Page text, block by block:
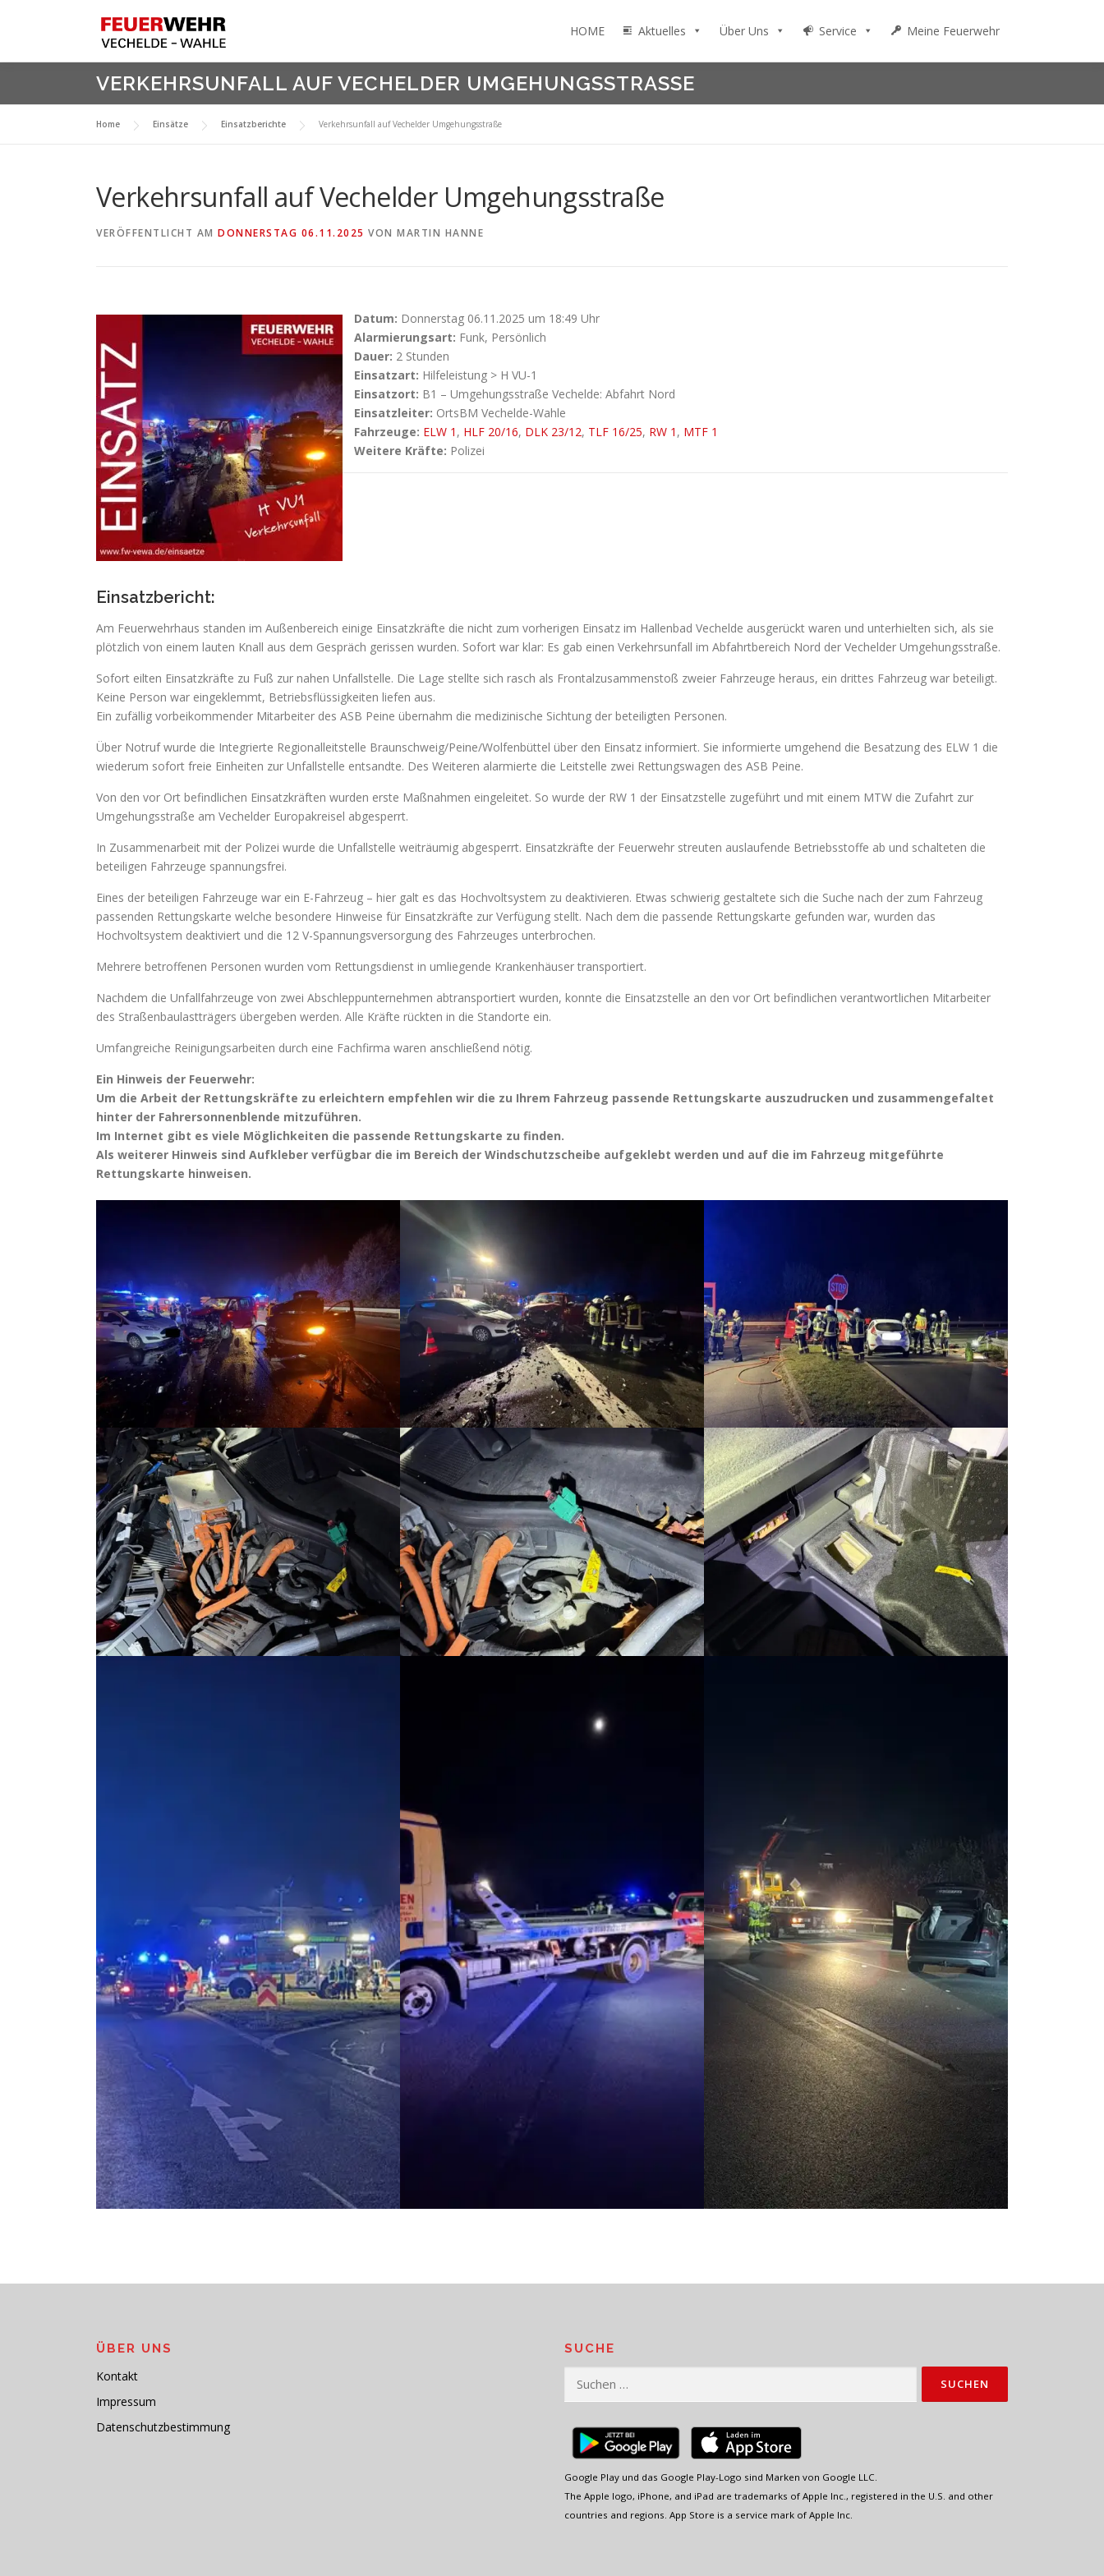
HOME Aktuelles Über Uns Service Meine Feuerwehr
VERKEHRSUNFALL AUF VECHELDER UMGEHUNGSSTRASSE
Home Einsätze Einsatzberichte Verkehrsunfall auf Vechelder Umgehungsstraße
Verkehrsunfall auf Vechelder Umgehungsstraße
VERÖFFENTLICHT AM DONNERSTAG 06.11.2025 VON MARTIN HANNE
Datum: Donnerstag 06.11.2025 um 18:49 Uhr
Alarmierungsart: Funk, Persönlich
Dauer: 2 Stunden
Einsatzart: Hilfeleistung > H VU-1
Einsatzort: B1 – Umgehungsstraße Vechelde: Abfahrt Nord
Einsatzleiter: OrtsBM Vechelde-Wahle
Fahrzeuge: ELW 1 , HLF 20/16, DLK 23/12, TLF 16/25, RW 1 , MTF 1
Weitere Kräfte: Polizei
Einsatzbericht:
Am Feuerwehrhaus standen im Außenbereich einige Einsatzkräfte die nicht zum vorherigen Einsatz im Hallenbad Vechelde ausgerückt waren und unterhielten sich, als sie
plötzlich von einem lauten Knall aus dem Gespräch gerissen wurden. Sofort war klar: Es gab einen Verkehrsunfall im Abfahrtbereich Nord der Vechelder Umgehungsstraße.
Sofort eilten Einsatzkräfte zu Fuß zur nahen Unfallstelle. Die Lage stellte sich rasch als Frontalzusammenstoß zweier Fahrzeuge heraus, ein drittes Fahrzeug war beteiligt.
Keine Person war eingeklemmt, Betriebsflüssigkeiten liefen aus.
Ein zufällig vorbeikommender Mitarbeiter des ASB Peine übernahm die medizinische Sichtung der beteiligten Personen.
Über Notruf wurde die Integrierte Regionalleitstelle Braunschweig/Peine/Wolfenbüttel über den Einsatz informiert. Sie informierte umgehend die Besatzung des ELW 1 die
wiederum sofort freie Einheiten zur Unfallstelle entsandte. Des Weiteren alarmierte die Leitstelle zwei Rettungswagen des ASB Peine.
Von den vor Ort befindlichen Einsatzkräften wurden erste Maßnahmen eingeleitet. So wurde der RW 1 der Einsatzstelle zugeführt und mit einem MTW die Zufahrt zur
Umgehungsstraße am Vechelder Europakreisel abgesperrt.
In Zusammenarbeit mit der Polizei wurde die Unfallstelle weiträumig abgesperrt. Einsatzkräfte der Feuerwehr streuten auslaufende Betriebsstoffe ab und schalteten die
beteiligen Fahrzeuge spannungsfrei.
Eines der beteiligen Fahrzeuge war ein E-Fahrzeug – hier galt es das Hochvoltsystem zu deaktivieren. Etwas schwierig gestaltete sich die Suche nach der zum Fahrzeug
passenden Rettungskarte welche besondere Hinweise für Einsatzkräfte zur Verfügung stellt. Nach dem die passende Rettungskarte gefunden war, wurden das
Hochvoltsystem deaktiviert und die 12 V-Spannungsversorgung des Fahrzeuges unterbrochen.
Mehrere betroffenen Personen wurden vom Rettungsdienst in umliegende Krankenhäuser transportiert.
Nachdem die Unfallfahrzeuge von zwei Abschleppunternehmen abtransportiert wurden, konnte die Einsatzstelle an den vor Ort befindlichen verantwortlichen Mitarbeiter
des Straßenbaulastträgers übergeben werden. Alle Kräfte rückten in die Standorte ein.
Umfangreiche Reinigungsarbeiten durch eine Fachfirma waren anschließend nötig.
Ein Hinweis der Feuerwehr:
Um die Arbeit der Rettungskräfte zu erleichtern empfehlen wir die zu Ihrem Fahrzeug passende Rettungskarte auszudrucken und zusammengefaltet
hinter der Fahrersonnenblende mitzuführen.
Im Internet gibt es viele Möglichkeiten die passende Rettungskarte zu finden.
Als weiterer Hinweis sind Aufkleber verfügbar die im Bereich der Windschutzscheibe aufgeklebt werden und auf die im Fahrzeug mitgeführte
Rettungskarte hinweisen.
ÜBER UNS
Kontakt
Impressum
Datenschutzbestimmung
SUCHE
nach:
Google Play und das Google Play-Logo sind Marken von Google LLC.
The Apple logo, iPhone, and iPad are trademarks of Apple Inc., registered in the U.S. and other
countries and regions. App Store is a service mark of Apple Inc.